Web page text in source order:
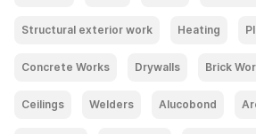
Structural exterior work Heating
Concrete Works Drywalls Brick
Ceilings Welders Alucobond